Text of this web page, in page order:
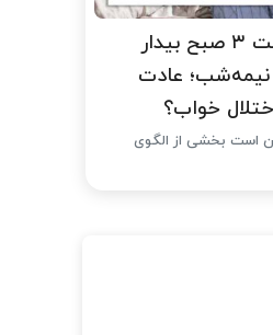
چرا بعضی شب‌ها ساعت ۳ صبح بیدار
عادت
خواب؟
۳ صبح ممکن است بخشی از الگوی